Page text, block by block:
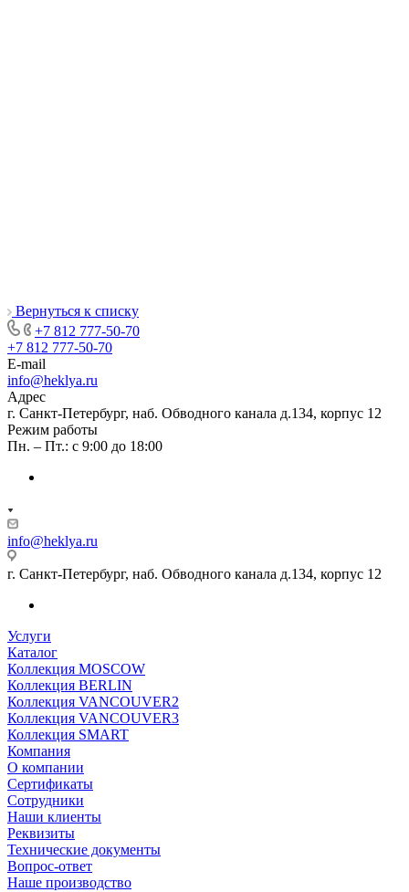
Вернуться к списку
+7 812 777-50-70
+7 812 777-50-70
E-mail
info@heklya.ru
Адрес
г. Санкт-Петербург, наб. Обводного канала д.134, корпус 12
Режим работы
Пн. – Пт.: с 9:00 до 18:00
info@heklya.ru
г. Санкт-Петербург, наб. Обводного канала д.134, корпус 12
Услуги
Каталог
Коллекция MOSCOW
Коллекция BERLIN
Коллекция VANCOUVER2
Коллекция VANCOUVER3
Коллекция SMART
Компания
О компании
Сертификаты
Сотрудники
Наши клиенты
Реквизиты
Технические документы
Вопрос-ответ
Наше производство